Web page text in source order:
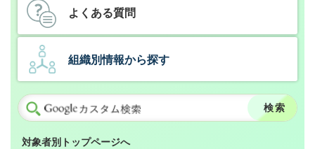
よくある質問
組織別情報から探す
対象者別トップページへ